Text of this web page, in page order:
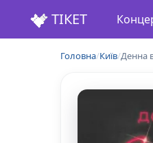
ТІКЕТ
Головна/Київ/Денна